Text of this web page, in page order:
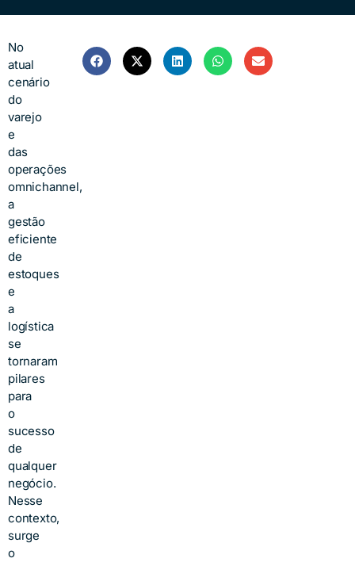
No
atual
cenário
do
varejo
e
das
operações
omnichannel,
a
gestão
eficiente
de
estoques
e
a
logística
se
tornaram
pilares
para
o
sucesso
de
qualquer
negócio.
Nesse
contexto,
surge
o